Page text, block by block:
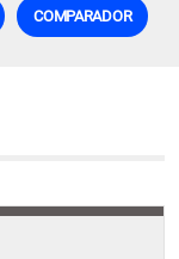
COMPARADOR